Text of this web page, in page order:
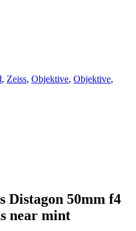
, Zeiss, Objektive, Objektive,
Distagon 50mm f4
near mint